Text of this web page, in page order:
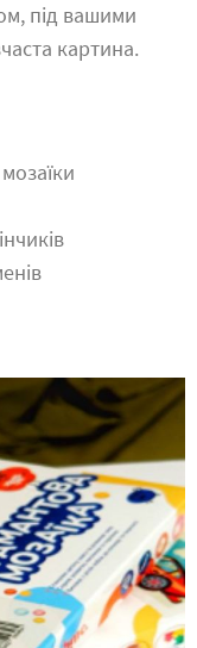
під вашими
картина.